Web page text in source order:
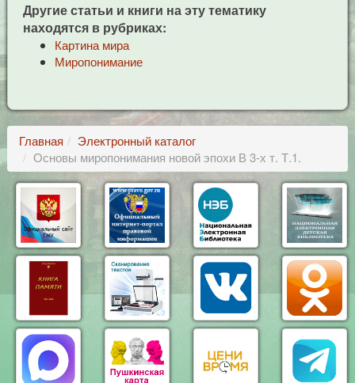
Другие статьи и книги на эту тематику
находятся в рубриках:
Картина мира
Миропонимание
Главная
Электронный каталог
Основы миропонимания новой эпохи В 3-х т. Т.1.